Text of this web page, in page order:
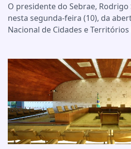
O presidente do Sebrae,
nesta segunda-feira (10), da
Nacional de Cidades e